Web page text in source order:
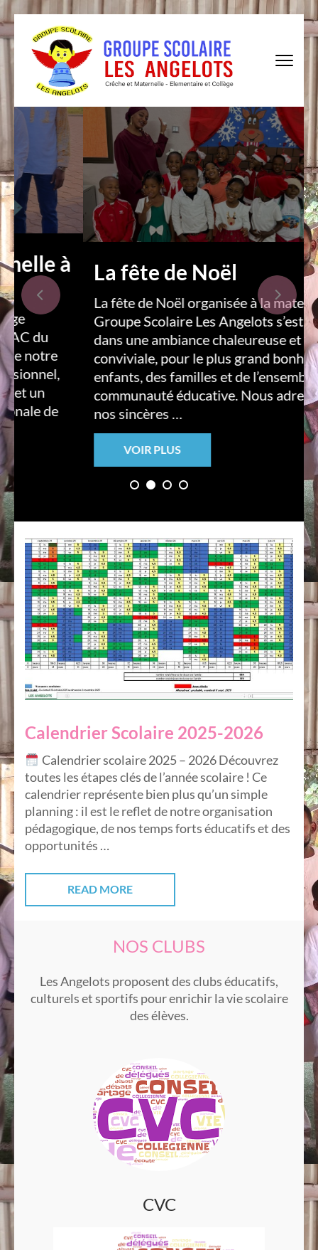
Skip
to
content
Enter)
à
de
La fête de Noël
La fête de Noël organisée à la maternelle
Groupe Scolaire Les Angelots s’est
dans une ambiance chaleureuse et
conviviale, pour le plus grand bonheur des
enfants, des familles et de l’ensemble de la
communauté éducative. Nous adressons
nos sincères …
VOIR PLUS
Calendrier Scolaire 2025-2026
Calendrier scolaire 2025 – 2026 Découvrez
toutes les étapes clés de l’année scolaire ! Ce
calendrier représente bien plus qu’un simple
planning : il est le reflet de notre organisation
pédagogique, de nos temps forts éducatifs et des
opportunités …
READ MORE
NOS CLUBS
Les Angelots proposent des clubs éducatifs,
culturels et sportifs pour enrichir la vie scolaire
des élèves.
CVC